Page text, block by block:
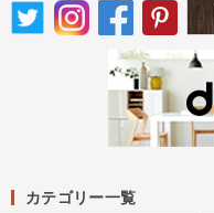
カテゴリー一覧